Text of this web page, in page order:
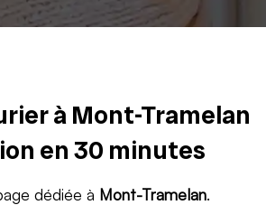
à Mont-Tramelan
en 30 minutes
dédiée à Mont-Tramelan.